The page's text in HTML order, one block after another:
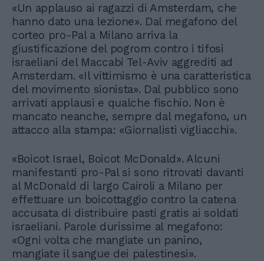
«Un applauso ai ragazzi di Amsterdam, che
hanno dato una lezione». Dal megafono del
corteo pro-Pal a Milano arriva la
giustificazione del pogrom contro i tifosi
israeliani del Maccabi Tel-Aviv aggrediti ad
Amsterdam. «Il vittimismo è una caratteristica
del movimento sionista». Dal pubblico sono
arrivati applausi e qualche fischio. Non è
mancato neanche, sempre dal megafono, un
attacco alla stampa: «Giornalisti vigliacchi».
«Boicot Israel, Boicot McDonald». Alcuni
manifestanti pro-Pal si sono ritrovati davanti
al McDonald di largo Cairoli a Milano per
effettuare un boicottaggio contro la catena
accusata di distribuire pasti gratis ai soldati
israeliani. Parole durissime al megafono:
«Ogni volta che mangiate un panino,
mangiate il sangue dei palestinesi».